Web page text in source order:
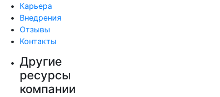
Карьера
Внедрения
Отзывы
Контакты
Другие
ресурсы
компании